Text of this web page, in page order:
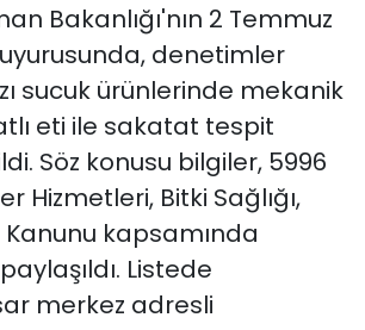
Bakanlığı'nın 2 Temmuz
denetimler
sucuk ürünlerinde mekanik
eti ile sakatat tespit
Söz konusu bilgiler, 5996
Hizmetleri, Bitki Sağlığı,
Kanunu kapsamında
Listede
merkez adresli